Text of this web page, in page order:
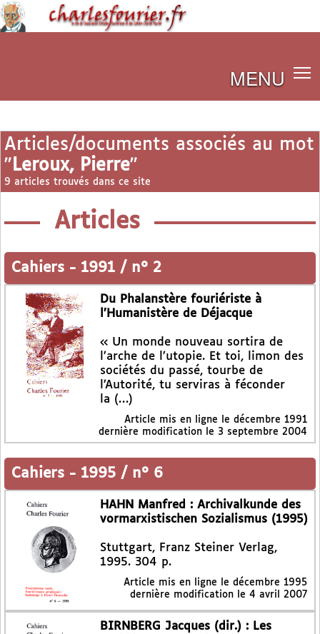
MENU
Articles/documents associés au mot
" Leroux, Pierre"
9 articles trouvés dans ce site
Articles
Cahiers - 1991 / n° 2
Du Phalanstère fouriériste à
l’Humanistère de Déjacque
« Un monde nouveau sortira de
l’arche de l’utopie. Et toi, limon des
sociétés du passé, tourbe de
l’Autorité, tu serviras à féconder
la (…)
Article mis en ligne le décembre 1991
dernière modification le 3 septembre 2004
Cahiers - 1995 / n° 6
HAHN Manfred : Archivalkunde des
vormarxistischen Sozialismus (1995)
Stuttgart, Franz Steiner Verlag,
1995. 304 p.
Article mis en ligne le décembre 1995
dernière modification le 4 avril 2007
BIRNBERG Jacques (dir.) : Les